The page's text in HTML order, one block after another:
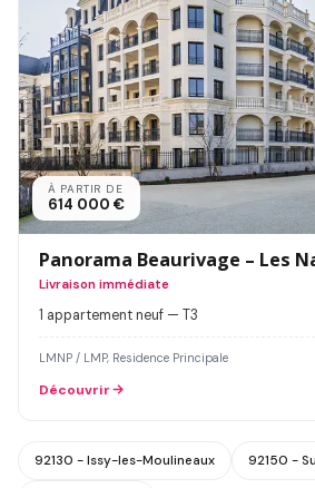
À PARTIR DE
614 000 €
Panorama Beaurivage – Les
Livraison immédiate
1 appartement neuf — T3
LMNP / LMP, Residence Principale
Découvrir
92130 - Issy-les-Moulineaux 92150 -